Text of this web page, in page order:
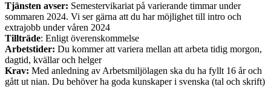
Tjänsten avser: Semestervikariat på varierande timmar under
sommaren 2024. Vi ser gärna att du har möjlighet till intro och
extrajobb under våren 2024
Tillträde: Enligt överenskommelse
Arbetstider: Du kommer att variera mellan att arbeta tidig morgon,
dagtid, kvällar och helger
Krav: Med anledning av Arbetsmiljölagen ska du ha fyllt 16 år och
gått ut nian. Du behöver ha goda kunskaper i svenska (tal och skrift)